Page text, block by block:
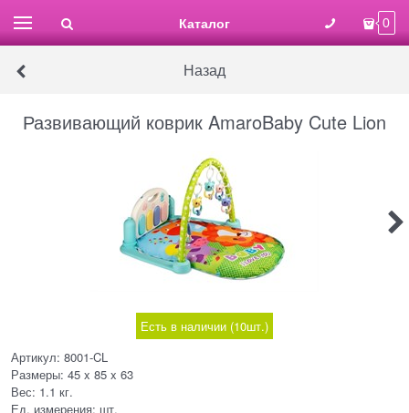
Каталог 0
Назад
Развивающий коврик AmaroBaby Cute Lion
Есть в наличии (10шт.)
Артикул: 8001-CL
Размеры: 45 x 85 x 63
Вес: 1.1 кг.
Ед. измерения: шт.